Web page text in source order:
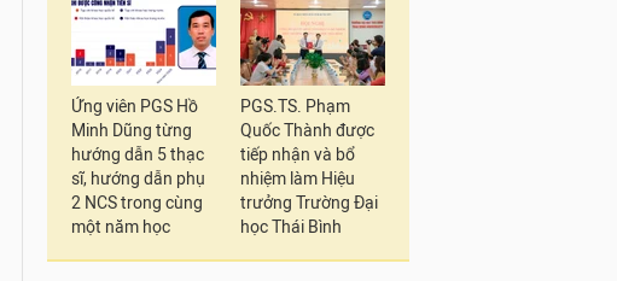
Ứng viên PGS Hồ
Minh Dũng từng
hướng dẫn 5 thạc
sĩ, hướng dẫn phụ
2 NCS trong cùng
một năm học
PGS.TS. Phạm
Quốc Thành được
tiếp nhận và bổ
nhiệm làm Hiệu
trưởng Trường Đại
học Thái Bình